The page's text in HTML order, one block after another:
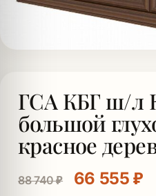
ГСА КБГ ш/л
большой
красное
88 740₽ 66 555₽